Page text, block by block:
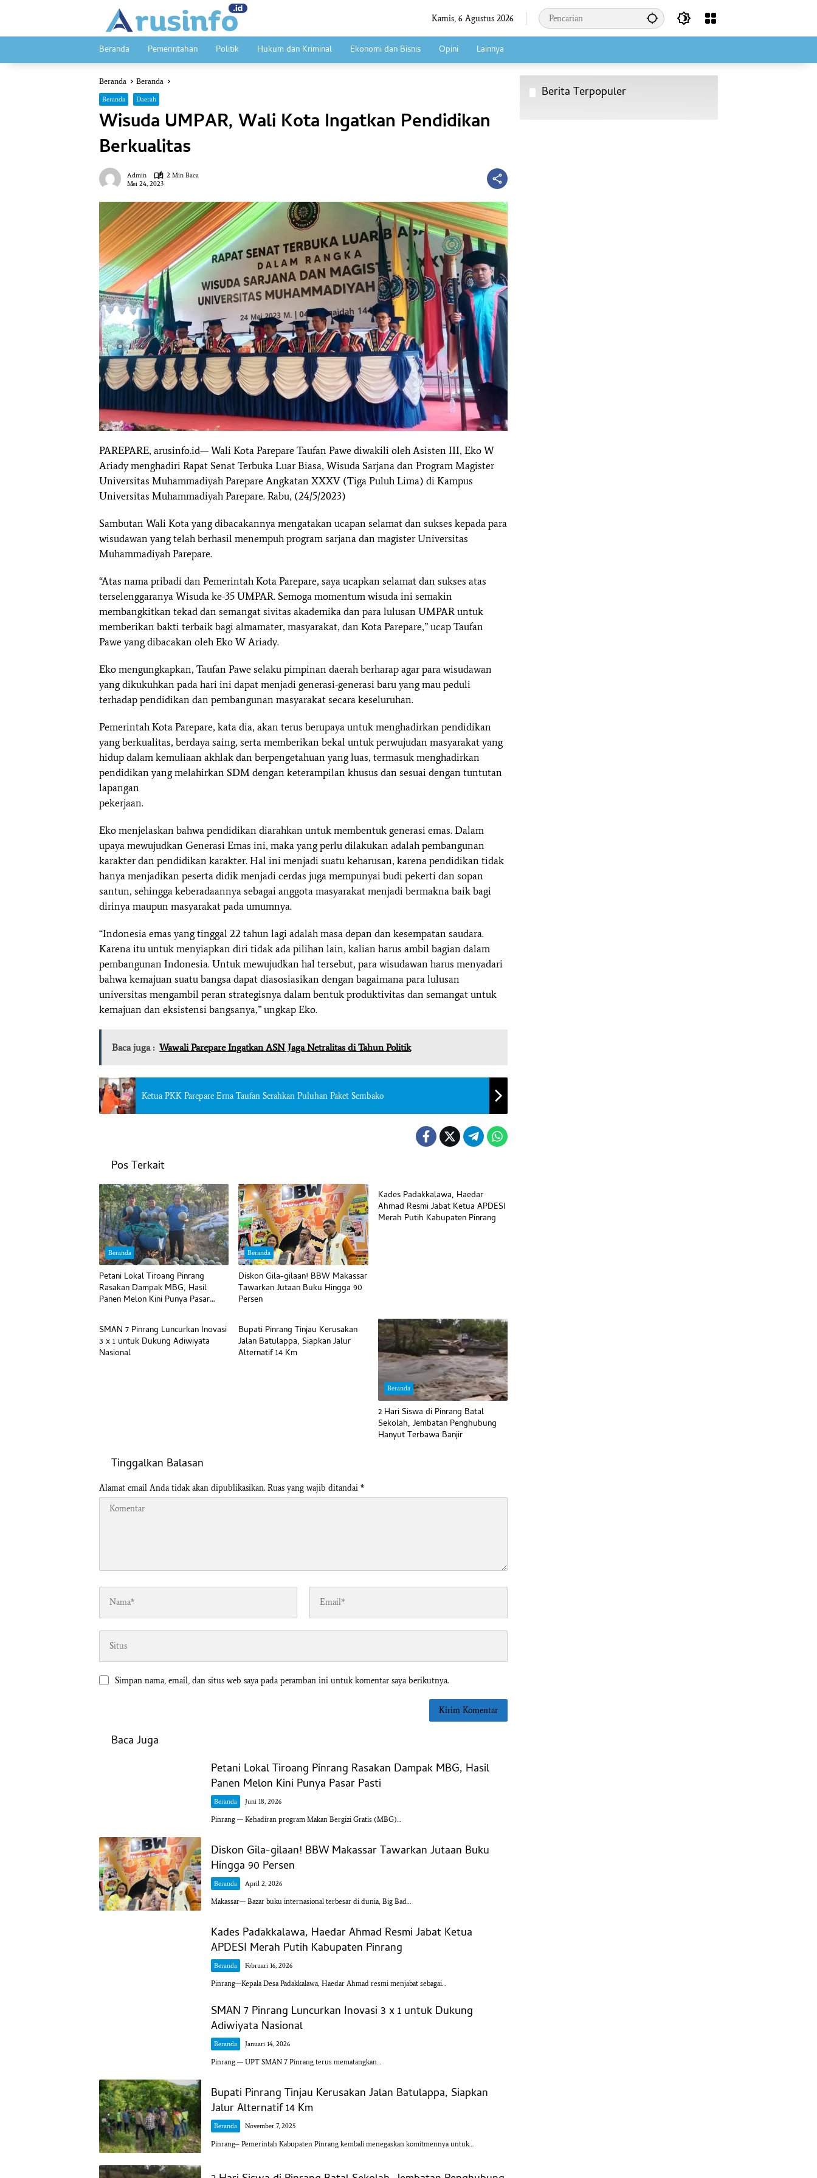
Kamis, 6 Agustus 2026
Beranda Pemerintahan Politik Hukum dan Kriminal Ekonomi dan Bisnis Opini Lainnya
Beranda Beranda
Beranda Daerah
Wisuda UMPAR, Wali Kota Ingatkan Pendidikan
Berkualitas
Admin
2 Min Baca
Mei 24, 2023
PAREPARE, arusinfo.id— Wali Kota Parepare Taufan Pawe diwakili oleh Asisten III, Eko W
Ariady menghadiri Rapat Senat Terbuka Luar Biasa, Wisuda Sarjana dan Program Magister
Universitas Muhammadiyah Parepare Angkatan XXXV (Tiga Puluh Lima) di Kampus
Universitas Muhammadiyah Parepare. Rabu, (24/5/2023)
Sambutan Wali Kota yang dibacakannya mengatakan ucapan selamat dan sukses kepada para
wisudawan yang telah berhasil menempuh program sarjana dan magister Universitas
Muhammadiyah Parepare.
“Atas nama pribadi dan Pemerintah Kota Parepare, saya ucapkan selamat dan sukses atas
terselenggaranya Wisuda ke-35 UMPAR. Semoga momentum wisuda ini semakin
membangkitkan tekad dan semangat sivitas akademika dan para lulusan UMPAR untuk
memberikan bakti terbaik bagi almamater, masyarakat, dan Kota Parepare,” ucap Taufan
Pawe yang dibacakan oleh Eko W Ariady.
Eko mengungkapkan, Taufan Pawe selaku pimpinan daerah berharap agar para wisudawan
yang dikukuhkan pada hari ini dapat menjadi generasi-generasi baru yang mau peduli
terhadap pendidikan dan pembangunan masyarakat secara keseluruhan.
Pemerintah Kota Parepare, kata dia, akan terus berupaya untuk menghadirkan pendidikan
yang berkualitas, berdaya saing, serta memberikan bekal untuk perwujudan masyarakat yang
hidup dalam kemuliaan akhlak dan berpengetahuan yang luas, termasuk menghadirkan
pendidikan yang melahirkan SDM dengan keterampilan khusus dan sesuai dengan tuntutan
lapangan
pekerjaan.
Eko menjelaskan bahwa pendidikan diarahkan untuk membentuk generasi emas. Dalam
upaya mewujudkan Generasi Emas ini, maka yang perlu dilakukan adalah pembangunan
karakter dan pendidikan karakter. Hal ini menjadi suatu keharusan, karena pendidikan tidak
hanya menjadikan peserta didik menjadi cerdas juga mempunyai budi pekerti dan sopan
santun, sehingga keberadaannya sebagai anggota masyarakat menjadi bermakna baik bagi
dirinya maupun masyarakat pada umumnya.
“Indonesia emas yang tinggal 22 tahun lagi adalah masa depan dan kesempatan saudara.
Karena itu untuk menyiapkan diri tidak ada pilihan lain, kalian harus ambil bagian dalam
pembangunan Indonesia. Untuk mewujudkan hal tersebut, para wisudawan harus menyadari
bahwa kemajuan suatu bangsa dapat diasosiasikan dengan bagaimana para lulusan
universitas mengambil peran strategisnya dalam bentuk produktivitas dan semangat untuk
kemajuan dan eksistensi bangsanya,” ungkap Eko.
Baca juga : Wawali Parepare Ingatkan ASN Jaga Netralitas di Tahun Politik
Ketua PKK Parepare Erna Taufan Serahkan Puluhan Paket Sembako
Pos Terkait
Beranda
Petani Lokal Tiroang Pinrang
Rasakan Dampak MBG, Hasil
Panen Melon Kini Punya Pasar
Beranda
Diskon Gila-gilaan! BBW Makassar
Tawarkan Jutaan Buku Hingga 90
Persen
Kades Padakkalawa, Haedar
Ahmad Resmi Jabat Ketua APDESI
Merah Putih Kabupaten Pinrang
SMAN 7 Pinrang Luncurkan Inovasi
3 x 1 untuk Dukung Adiwiyata
Nasional
Bupati Pinrang Tinjau Kerusakan
Jalan Batulappa, Siapkan Jalur
Alternatif 14 Km
Beranda
2 Hari Siswa di Pinrang Batal
Sekolah, Jembatan Penghubung
Hanyut Terbawa Banjir
Tinggalkan Balasan
Alamat email Anda tidak akan dipublikasikan. Ruas yang wajib ditandai *
Simpan nama, email, dan situs web saya pada peramban ini untuk komentar saya berikutnya.
Baca Juga
Petani Lokal Tiroang Pinrang Rasakan Dampak MBG, Hasil
Panen Melon Kini Punya Pasar Pasti
Beranda Juni 18, 2026
Pinrang — Kehadiran program Makan Bergizi Gratis (MBG)…
Diskon Gila-gilaan! BBW Makassar Tawarkan Jutaan Buku
Hingga 90 Persen
Beranda April 2, 2026
Makassar— Bazar buku internasional terbesar di dunia, Big Bad…
Kades Padakkalawa, Haedar Ahmad Resmi Jabat Ketua
APDESI Merah Putih Kabupaten Pinrang
Beranda Februari 16, 2026
Pinrang—Kepala Desa Padakkalawa, Haedar Ahmad resmi menjabat sebagai…
SMAN 7 Pinrang Luncurkan Inovasi 3 x 1 untuk Dukung
Adiwiyata Nasional
Beranda Januari 14, 2026
Pinrang — UPT SMAN 7 Pinrang terus mematangkan…
Bupati Pinrang Tinjau Kerusakan Jalan Batulappa, Siapkan
Jalur Alternatif 14 Km
Beranda November 7, 2025
Pinrang– Pemerintah Kabupaten Pinrang kembali menegaskan komitmennya untuk…
Berita Terpopuler